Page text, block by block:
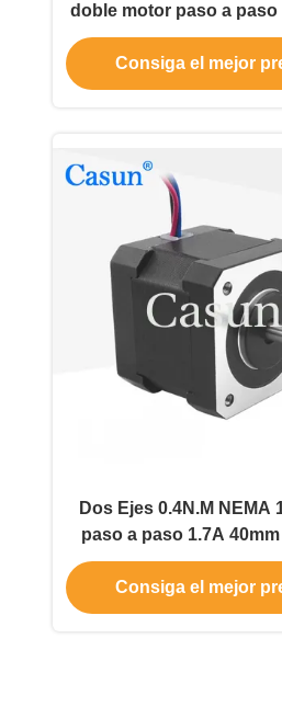
doble motor paso a paso
42*42*40mm con CE
Consiga el mejor
Dos Ejes 0.4N.M NEMA
paso a paso 1.7A
para robots
Consiga el mejor